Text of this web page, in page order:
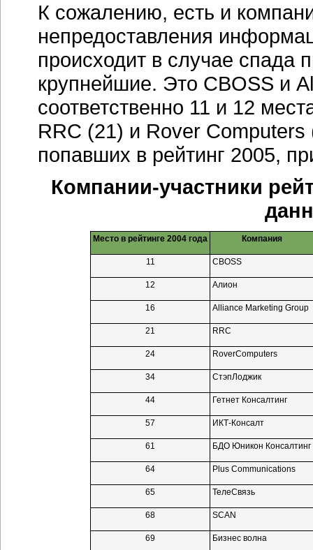
К сожалению, есть и
непредоставления
происходит в случае спада
крупнейшие. Это CBOSS и
соответственно 11 и 12
RRC (21) и Rover
попавших в рейтинг 2005,
Компании-участники
Место в рейтинге 2004 года Компания
11 CBOSS
12 Алион
16 Alliance Marketing Group
21 RRC
24 RoverComputers
34 СтэпЛоджик
44 Гетнет Консалтинг
57 ИКТ-Консалт
61 БДО Юникон Консалтинг
64 Plus Communications
65 ТелеСвязь
68 SCAN
69 Бизнес волна